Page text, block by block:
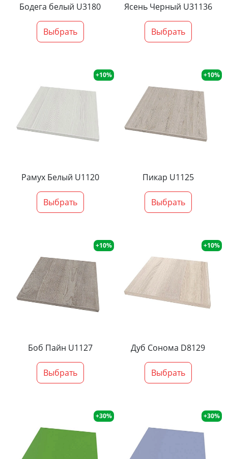
Бодега белый U3180
Выбрать
Ясень Черный U31136
Выбрать
+10%
Рамух Белый U1120
Выбрать
+10%
Пикар U1125
Выбрать
+10%
Боб Пайн U1127
Выбрать
+10%
Дуб Сонома D8129
Выбрать
+30% +30%